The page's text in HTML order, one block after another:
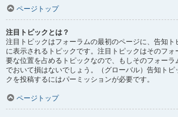
ページトップ
注目トピックとは？
注目トピックはフォーラムの最初のページに、告知
に表示されるトピックです。注目トピックはそのフ
要な位置を占めるトピックなので、もしそのフォーラ
でおいて損はないでしょう。（グローバル）告知トピ
クを投稿するにはパーミッションが必要です。
ページトップ